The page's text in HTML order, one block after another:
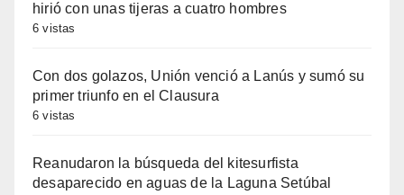
hirió con unas tijeras a cuatro hombres
6 vistas
Con dos golazos, Unión venció a Lanús y sumó su
primer triunfo en el Clausura
6 vistas
Reanudaron la búsqueda del kitesurfista
desaparecido en aguas de la Laguna Setúbal